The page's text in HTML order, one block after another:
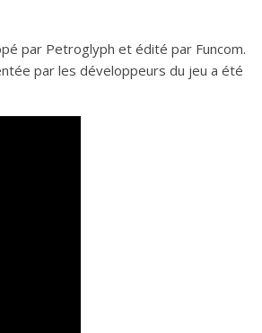
par Petroglyph et édité par Funcom.
par les développeurs du jeu a été